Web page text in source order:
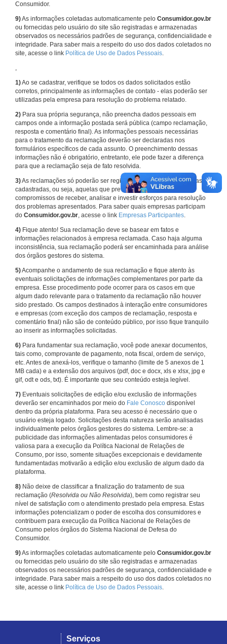
Consumidor.
9)As informações coletadas automaticamente pelo Consumidor.gov.br
ou fornecidas pelo usuário do site são registradas e armazenadas
observados os necessários padrões de segurança, confidencialidade e
integridade. Para saber mais a respeito do uso dos dados coletados no
site, acesse o link Política de Uso de Dados Pessoais.
,
1)Ao se cadastrar, verifique se todos os dados solicitados estão
corretos, principalmente as informações de contato - elas poderão ser
utilizadas pela empresa para resolução do problema relatado.
2) Para sua própria segurança, não preencha dados pessoais em
campos onde a informação postada será pública (campo reclamação,
resposta e comentário final). As informações pessoais necessárias
para o tratamento da reclamação deverão ser declaradas nos
formulários específicos de cada assunto. O preenchimento dessas
informações não é obrigatório, entretanto, ele pode fazer a diferença
para que a reclamação seja de fato resolvida.
3)As reclamações só poderão ser registradas em face de empresas
cadastradas, ou seja, aquelas que previamente assumiram
compromissos de receber, analisar e investir esforços para resolução
dos problemas apresentados. Para saber quais empresas participam
do Consumidor.gov.br, acesse o link Empresas Participantes.
4) Fique atento! Sua reclamação deve se basear em fatos e
informações relacionados à empresa reclamada. Caso haja alguma
inconsistência, sua reclamação poderá ser encaminhada para análise
dos órgãos gestores do sistema.
5)Acompanhe o andamento de sua reclamação e fique atento às
eventuais solicitações de informações complementares por parte da
empresa. Esse procedimento pode ocorrer para os casos em que
algum dado relevante para o tratamento da reclamação não houver
sido prestado. Os campos destinados à interação entre consumidores
e empresas (com exceção dos campos de reclamação, resposta e
comentário final) não são de conteúdo público, por isso fique tranquilo
ao inserir as informações solicitadas.
6) Para fundamentar sua reclamação, você pode anexar documentos,
tais como, comprovante de pagamento, nota fiscal, ordem de serviço,
etc. Antes de anexá-los, verifique o tamanho (limite de 5 anexos de 1
MB cada) e a extensão dos arquivos (pdf, doc e docx, xls e xlsx, jpg e
gif, odt e ods, txt). É importante que seu conteúdo esteja legível.
7) Eventuais solicitações de edição e/ou exclusão de informações
deverão ser encaminhados por meio do Fale Conosco disponível
dentro da própria plataforma. Para seu acesso é necessário que o
usuário esteja logado. Solicitações desta natureza serão analisadas
individualmente pelos órgãos gestores do sistema. Lembre-se: a
publicidade das informações alimentadas pelos consumidores é
valiosa para a execução da Política Nacional de Relações de
Consumo, por isso, somente situações excepcionais e devidamente
fundamentadas motivarão a edição e/ou exclusão de algum dado da
plataforma.
8) Não deixe de classificar a finalização do tratamento de sua
reclamação (Resolvida ou Não Resolvida), bem como registrar seu
nível de satisfação com o atendimento prestado pela empresa. Estas
informações potencializam o poder de escolha dos consumidores e
contribuem para execução da Política Nacional de Relações de
Consumo pelos órgãos do Sistema Nacional de Defesa do
Consumidor.
9)As informações coletadas automaticamente pelo Consumidor.gov.br
ou fornecidas pelo usuário do site são registradas e armazenadas
observados os necessários padrões de segurança, confidencialidade e
integridade. Para saber mais a respeito do uso dos dados coletados no
site, acesse o link Política de Uso de Dados Pessoais.
Serviços